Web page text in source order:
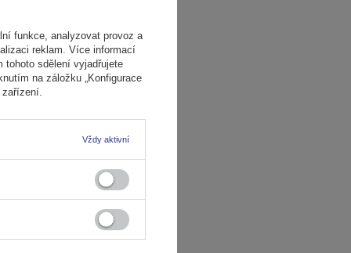
funkce, analyzovat provoz a
reklam. Více informací
tohoto sdělení vyjadřujete
na záložku „Konfigurace
zařízení.
Vždy aktivní